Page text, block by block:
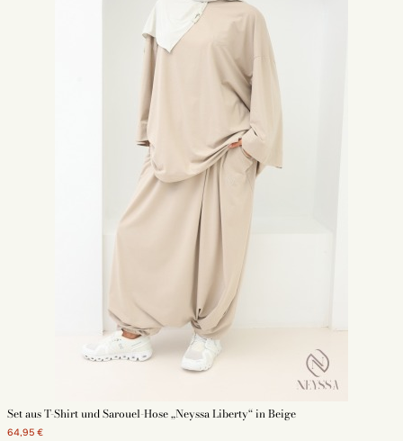
Set aus T-Shirt und Sarouel-Hose „Neyssa Liberty“ in Beige
64,95 €